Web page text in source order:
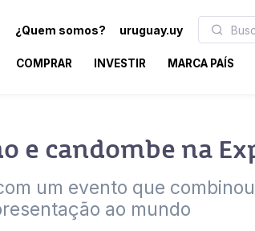
¿Quem somos? uruguay.uy
COMPRAR INVESTIR MARCA PAÍS
e candombe na
um evento que
ao mundo